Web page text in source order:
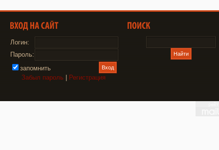
Логин:
Пароль:
запомнить
Забыл пароль
Регистрация